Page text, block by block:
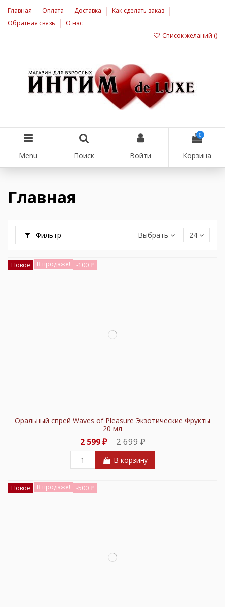
Главная Оплата Доставка
Как сделать заказ
Обратная связь
О нас
Список желаний ()
Menu Поиск Войти
0
Корзина
Главная
Фильтр Выбрать 24
В продаже! -100 ₽
Новое
Оральный спрей Waves of Pleasure Экзотические Фрукты
20 мл
2 599 ₽ 2 699 ₽
В корзину
В продаже! -500 ₽
Новое